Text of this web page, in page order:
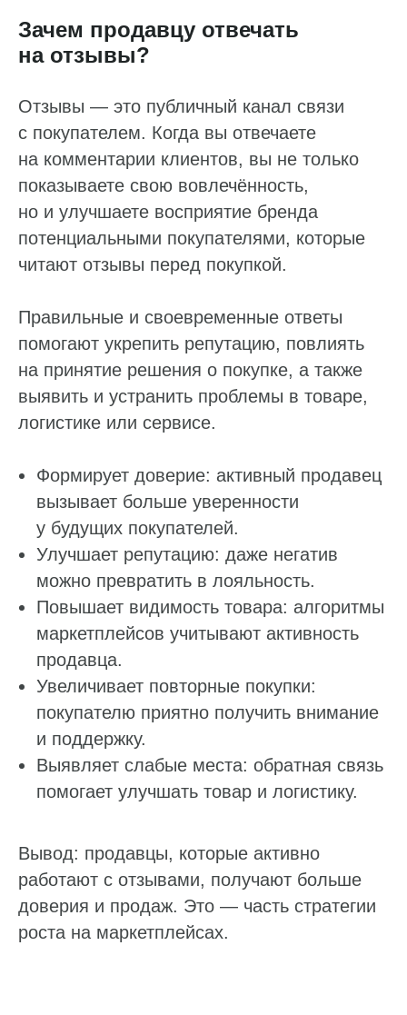
Зачем продавцу отвечать
на отзывы?
Отзывы — это публичный канал связи
с покупателем. Когда вы отвечаете
на комментарии клиентов, вы не только
показываете свою вовлечённость,
но и улучшаете восприятие бренда
потенциальными покупателями, которые
читают отзывы перед покупкой.
Правильные и своевременные ответы
помогают укрепить репутацию, повлиять
на принятие решения о покупке, а также
выявить и устранить проблемы в товаре,
логистике или сервисе.
Формирует доверие: активный продавец
вызывает больше уверенности
у будущих покупателей.
Улучшает репутацию: даже негатив
можно превратить в лояльность.
Повышает видимость товара: алгоритмы
маркетплейсов учитывают активность
продавца.
Увеличивает повторные покупки:
покупателю приятно получить внимание
и поддержку.
Выявляет слабые места: обратная связь
помогает улучшать товар и логистику.
Вывод: продавцы, которые активно
работают с отзывами, получают больше
доверия и продаж. Это — часть стратегии
роста на маркетплейсах.